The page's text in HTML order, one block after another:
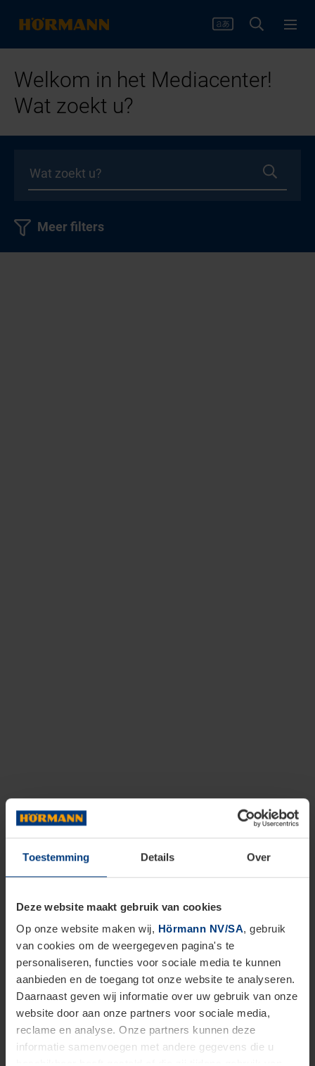
Toestemming Details Over
Deze website maakt gebruik van cookies
Op onze website maken wij, Hörmann NV/SA, gebruik
van cookies om de weergegeven pagina's te
personaliseren, functies voor sociale media te kunnen
aanbieden en de toegang tot onze website te analyseren.
Daarnaast geven wij informatie over uw gebruik van onze
website door aan onze partners voor sociale media,
reclame en analyse. Onze partners kunnen deze
informatie samenvoegen met andere gegevens die u
Welkom in het Mediacenter!
Wat zoekt u?
Meer filters